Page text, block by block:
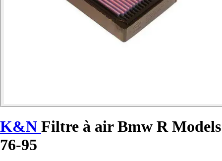
K&N Filtre à air Bmw R Models
76-95